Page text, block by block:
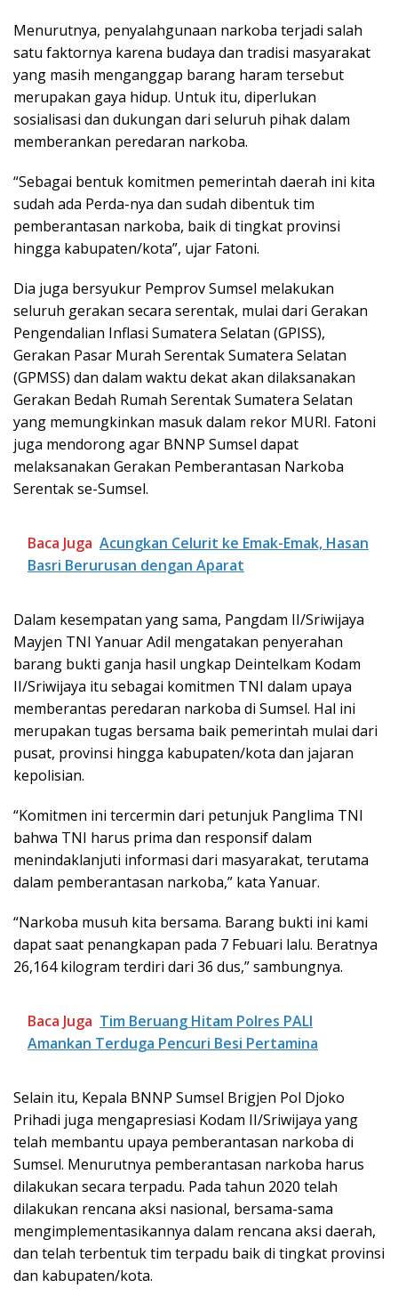
Menurutnya, penyalahgunaan narkoba terjadi salah
satu faktornya karena budaya dan tradisi masyarakat
yang masih menganggap barang haram tersebut
merupakan gaya hidup. Untuk itu, diperlukan
sosialisasi dan dukungan dari seluruh pihak dalam
memberankan peredaran narkoba.
“Sebagai bentuk komitmen pemerintah daerah ini kita
sudah ada Perda-nya dan sudah dibentuk tim
pemberantasan narkoba, baik di tingkat provinsi
hingga kabupaten/kota”, ujar Fatoni.
Dia juga bersyukur Pemprov Sumsel melakukan
seluruh gerakan secara serentak, mulai dari Gerakan
Pengendalian Inflasi Sumatera Selatan (GPISS),
Gerakan Pasar Murah Serentak Sumatera Selatan
(GPMSS) dan dalam waktu dekat akan dilaksanakan
Gerakan Bedah Rumah Serentak Sumatera Selatan
yang memungkinkan masuk dalam rekor MURI. Fatoni
juga mendorong agar BNNP Sumsel dapat
melaksanakan Gerakan Pemberantasan Narkoba
Serentak se-Sumsel.
Baca Juga Acungkan Celurit ke Emak-Emak, Hasan
Basri Berurusan dengan Aparat
Dalam kesempatan yang sama, Pangdam II/Sriwijaya
Mayjen TNI Yanuar Adil mengatakan penyerahan
barang bukti ganja hasil ungkap Deintelkam Kodam
II/Sriwijaya itu sebagai komitmen TNI dalam upaya
memberantas peredaran narkoba di Sumsel. Hal ini
merupakan tugas bersama baik pemerintah mulai dari
pusat, provinsi hingga kabupaten/kota dan jajaran
kepolisian.
“Komitmen ini tercermin dari petunjuk Panglima TNI
bahwa TNI harus prima dan responsif dalam
menindaklanjuti informasi dari masyarakat, terutama
dalam pemberantasan narkoba,” kata Yanuar.
“Narkoba musuh kita bersama. Barang bukti ini kami
dapat saat penangkapan pada 7 Febuari lalu. Beratnya
26,164 kilogram terdiri dari 36 dus,” sambungnya.
Baca Juga Tim Beruang Hitam Polres PALI
Amankan Terduga Pencuri Besi Pertamina
Selain itu, Kepala BNNP Sumsel Brigjen Pol Djoko
Prihadi juga mengapresiasi Kodam II/Sriwijaya yang
telah membantu upaya pemberantasan narkoba di
Sumsel. Menurutnya pemberantasan narkoba harus
dilakukan secara terpadu. Pada tahun 2020 telah
dilakukan rencana aksi nasional, bersama-sama
mengimplementasikannya dalam rencana aksi daerah,
dan telah terbentuk tim terpadu baik di tingkat provinsi
dan kabupaten/kota.